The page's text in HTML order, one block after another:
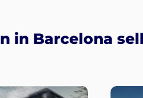
in Barcelona